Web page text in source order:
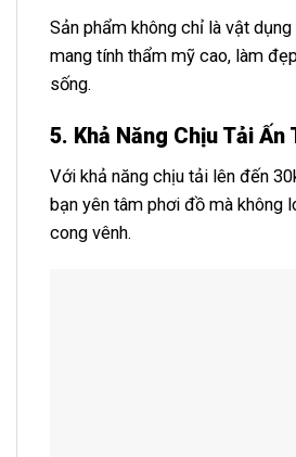
Sản phẩm không chỉ là vật
mang tính thẩm mỹ cao, làm
sống.
5. Khả Năng Chịu Tải Ấn
Với khả năng chịu tải lên đến
bạn yên tâm phơi đồ mà không
cong vênh.